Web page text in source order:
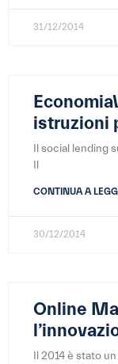
31/12/2014
istruzioni
Il social lending
CONTINUA A
30/12/2014
Online
Il 2014 è stato